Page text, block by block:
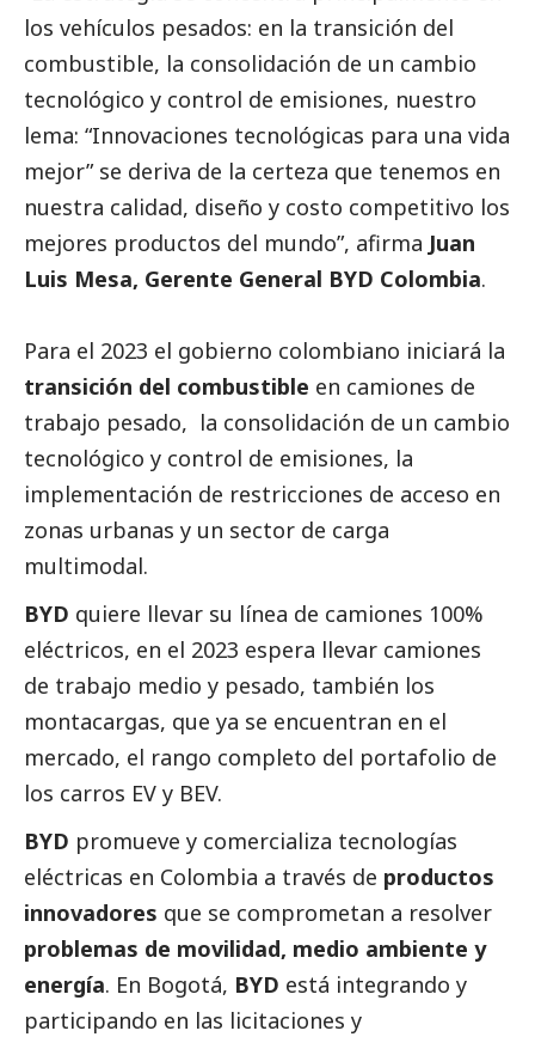
los vehículos pesados: en la transición del
combustible, la consolidación de un cambio
tecnológico y control de emisiones, nuestro
lema: “Innovaciones tecnológicas para una vida
mejor” se deriva de la certeza que tenemos en
nuestra calidad, diseño y costo competitivo los
mejores productos del mundo”, afirma Juan
Luis Mesa, Gerente General BYD Colombia.
Para el 2023 el gobierno colombiano iniciará la
transición del combustible en camiones de
trabajo pesado, la consolidación de un cambio
tecnológico y control de emisiones, la
implementación de restricciones de acceso en
zonas urbanas y un sector de carga
multimodal.
BYD quiere llevar su línea de camiones 100%
eléctricos, en el 2023 espera llevar camiones
de trabajo medio y pesado, también los
montacargas, que ya se encuentran en el
mercado, el rango completo del portafolio de
los carros EV y BEV.
BYD promueve y comercializa tecnologías
eléctricas en Colombia a través de productos
innovadores que se comprometan a resolver
problemas de movilidad, medio ambiente y
energía. En Bogotá, BYD está integrando y
participando en las licitaciones y